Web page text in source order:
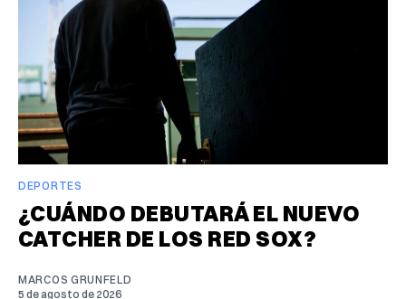
DEPORTES
¿CUÁNDO DEBUTARÁ EL NUEVO
CATCHER DE LOS RED SOX?
MARCOS GRUNFELD
5 de agosto de 2026